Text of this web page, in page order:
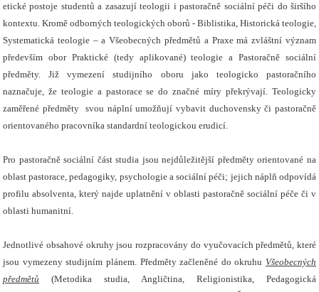
etické postoje studentů a zasazují teologii i pastoračně sociální péči do širšího
kontextu. Kromě odborných teologických oborů - Biblistika, Historická teologie,
Systematická teologie – a Všeobecných předmětů a Praxe má zvláštní význam
především obor Praktické (tedy aplikované) teologie a Pastoračně sociální
předměty. Již vymezení studijního oboru jako teologicko pastoračního
naznačuje, že teologie a pastorace se do značné míry překrývají. Teologicky
zaměřené předměty
svou náplní umožňují vybavit duchovensky či pastoračně
orientovaného pracovníka standardní teologickou erudicí.
Pro pastoračně sociální část studia jsou nejdůležitější předměty orientované na
oblast pastorace, pedagogiky, psychologie a sociální péči; jejich náplň odpovídá
profilu absolventa, který najde uplatnění v oblasti pastoračně sociální péče či v
oblasti humanitní.
Jednotlivé obsahové okruhy jsou rozpracovány do vyučovacích předmětů, které
jsou vymezeny studijním plánem. Předměty začleněné do okruhu Všeobecných
předmětů (Metodika studia, Angličtina, Religionistika, Pedagogická